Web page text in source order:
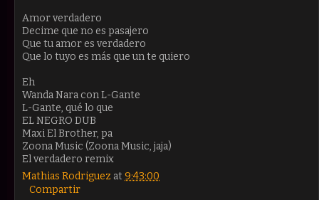
Amor verdadero
Decime que no es pasajero
Que tu amor es verdadero
Que lo tuyo es más que un te quiero
Eh
Wanda Nara con L-Gante
L-Gante, qué lo que
EL NEGRO DUB
Maxi El Brother, pa
Zoona Music (Zoona Music, jaja)
El verdadero remix
Mathias Rodriguez at 9:43:00
Compartir